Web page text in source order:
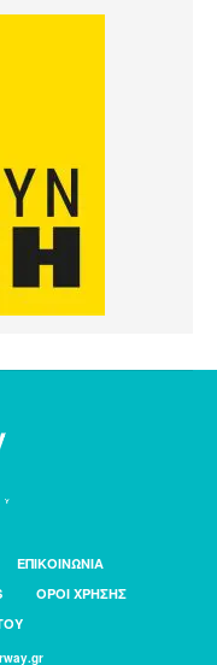
ΕΠΙΚΟΙΝΩΝΙΑ
ΟΡΟΙ ΧΡΗΣΗΣ